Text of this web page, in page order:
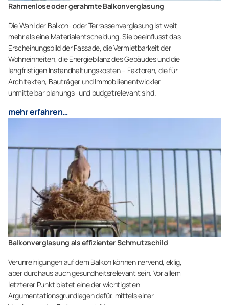
Rahmenlose oder gerahmte Balkonverglasung
Die Wahl der Balkon- oder Terrassenverglasung ist weit
mehr als eine Materialentscheidung. Sie beeinflusst das
Erscheinungsbild der Fassade, die Vermietbarkeit der
Wohneinheiten, die Energiebilanz des Gebäudes und die
langfristigen Instandhaltungskosten – Faktoren, die für
Architekten, Bauträger und Immobilienentwickler
unmittelbar planungs- und budgetrelevant sind.
mehr erfahren…
Balkonverglasung als effizienter Schmutzschild
Verunreinigungen auf dem Balkon können nervend, eklig,
aber durchaus auch gesundheitsrelevant sein. Vor allem
letzterer Punkt bietet eine der wichtigsten
Argumentationsgrundlagen dafür, mittels einer